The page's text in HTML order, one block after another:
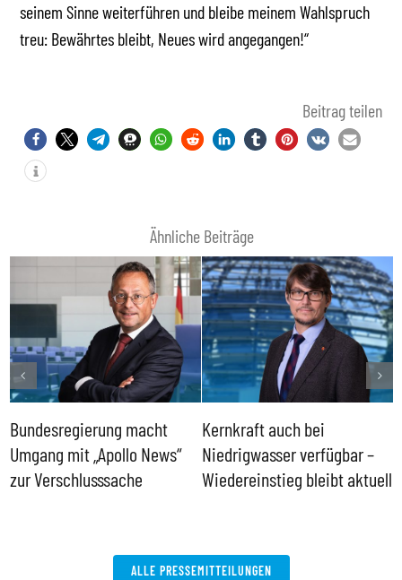
seinem Sinne weiterführen und bleibe meinem Wahlspruch
treu: Bewährtes bleibt, Neues wird angegangen!“
Beitrag teilen
Ähnliche Beiträge
Bundesregierung macht
Umgang mit „Apollo News“
zur Verschlusssache
Kernkraft auch bei
Niedrigwasser verfügbar –
Wiedereinstieg bleibt aktuell
ALLE PRESSEMITTEILUNGEN